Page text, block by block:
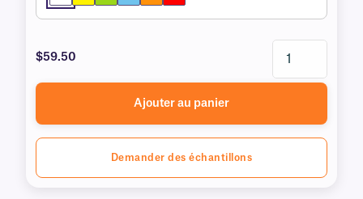
$59.50
Ajouter au panier
Demander des échantillons